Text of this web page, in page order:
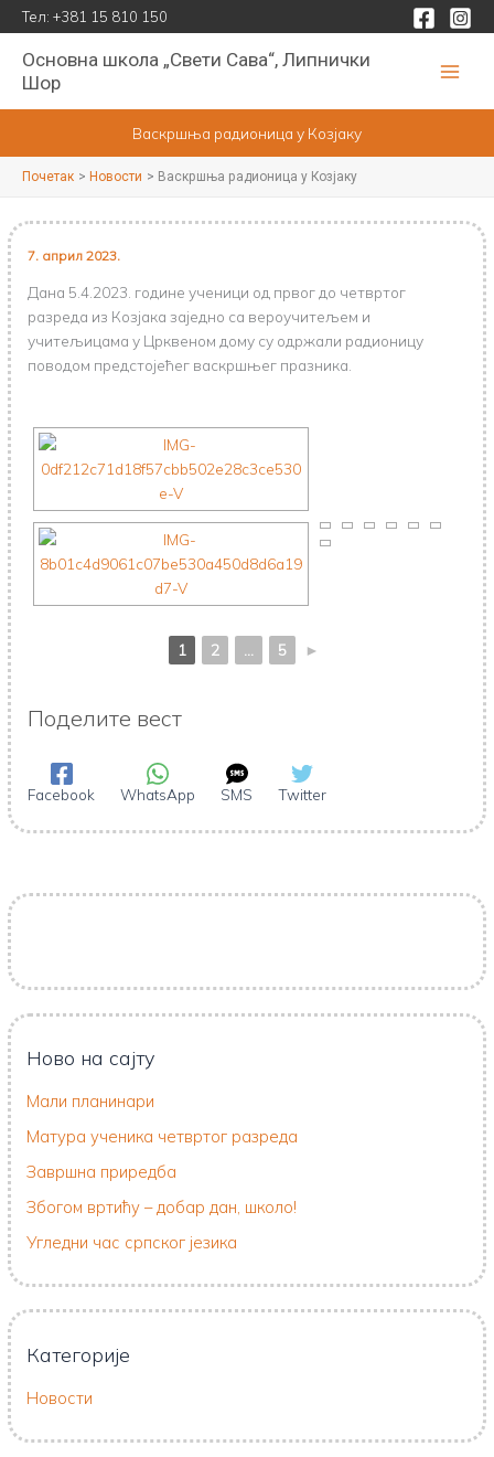
Пређи
на
садржај
Тел: +381 15 810 150
Основна школа „Свети Сава“, Липнички
Шор
Васкршња радионица у Козјаку
Почетак Новости Васкршња радионица у Козјаку
7. април 2023.
Дана 5.4.2023. године ученици од првог до четвртог
разреда из Козјака заједно са вероучитељем и
учитељицама у Црквеном дому су одржали радионицу
поводом предстојећег васкршњег празника.
1 2 ... 5 ►
Поделите вест
Facebook WhatsApp SMS Twitter
Ново на сајту
Мали планинари
Матура ученика четвртог разреда
Завршна приредба
Збогом вртићу – добар дан, школо!
Угледни час српског језика
Категорије
Новости